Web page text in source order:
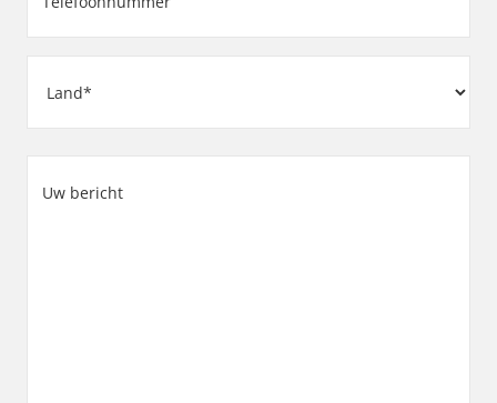
(Vereist)
bericht